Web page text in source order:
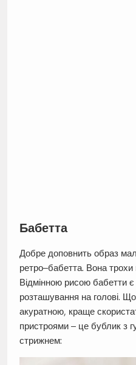
Бабетта
Добре доповнить образ
ретро–бабетта. Вона
Відмінною рисою бабетти є
розташування на голові.
акуратною, краще
пристроями – це бублик з
стрижнем: